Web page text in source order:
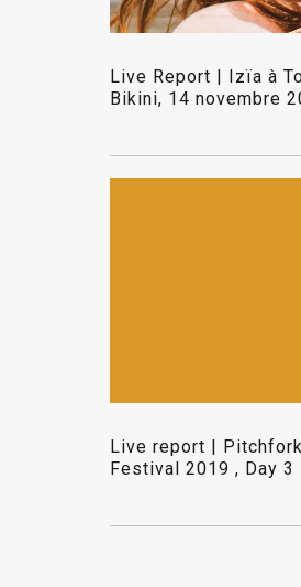
Live Report | Izïa à
Bikini, 14 novembre
Live report |
Festival 2019 , Day 3